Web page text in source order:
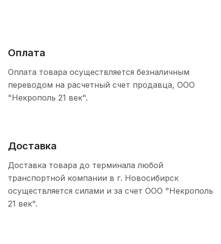
Оплата
Оплата товара осуществляется безналичным
переводом на расчетный счет продавца, ООО
"Некрополь 21 век".
Доставка
Доставка товара до терминала любой
транспортной компании в г. Новосибирск
осуществляется силами и за счет ООО "Некрополь
21 век".